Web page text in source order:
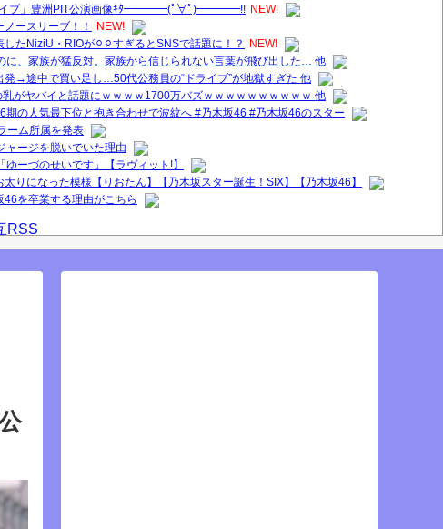
イブ」豊洲PIT公演画像ｷﾀ━━━━(ﾟ∀ﾟ)━━━━!! NEW!
ースリーブ！！
NEW!
たNiziU・RIOが⚪︎⚪︎すぎるとSNSで話題に！？
NEW!
に、家族が猛反対。家族から信じられない言葉が飛び出した… 他
発→途中で買い足し…50代公務員の“ドライブ”が地獄すぎた 他
乳がヤバイと話題にｗｗｗｗ1700万バズｗｗｗｗｗｗｗｗｗｗ 他
期の人気最下位と抱き合わせで波紋へ #乃木坂46 #乃木坂46のスター
ーム所属を発表
ャージを脱いでいた理由
ゆーづのせいです」【ラヴィット!】
太りになった模様【りおたん】【乃木坂スター誕生！SIX】【乃木坂46】
を卒業する理由がこちら
RSS